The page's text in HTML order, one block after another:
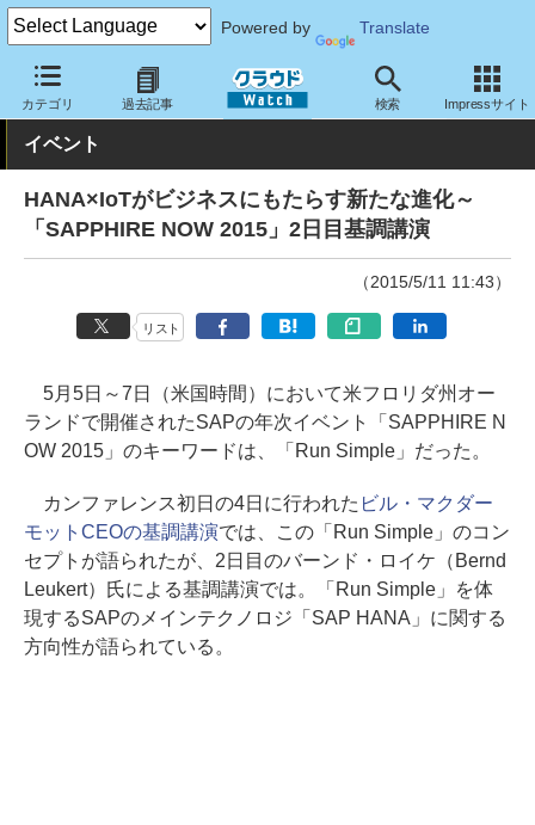
Powered by Translate
カテゴリ 過去記事 検索 Impressサイト
クラウド Watch イベント SAPPHIRE NOW 2015
イベント
HANA×IoTがビジネスにもたらす新たな進化～
「SAPPHIRE NOW 2015」2日目基調講演
（2015/5/11 11:43）
リスト
5月5日～7日（米国時間）において米フロリダ州オー
ランドで開催されたSAPの年次イベント「SAPPHIRE N
OW 2015」のキーワードは、「Run Simple」だった。
カンファレンス初日の4日に行われた ビル・マクダー
モットCEOの基調講演では、この「Run Simple」のコン
セプトが語られたが、2日目のバーンド・ロイケ（Bernd
Leukert）氏による基調講演では。「Run Simple」を体
現するSAPのメインテクノロジ「SAP HANA」に関する
方向性が語られている。